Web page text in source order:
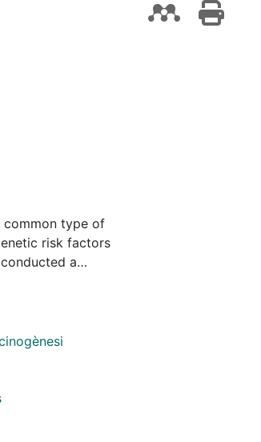
common type of
risk factors
a
single
descent
strategy in
between
non-small cell
case-control